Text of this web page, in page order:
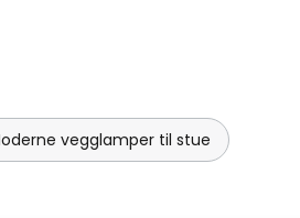
vegglamper til stue